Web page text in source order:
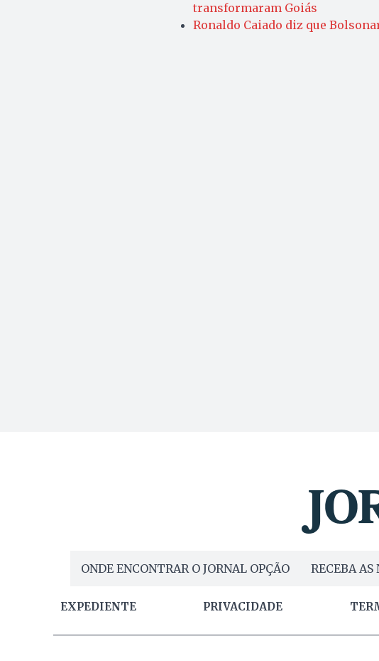
transformaram Goiás
Ronaldo Caiado diz que
ONDE ENCONTRAR O JORNAL OPÇÃO RECEBA AS
EXPEDIENTE PRIVACIDADE